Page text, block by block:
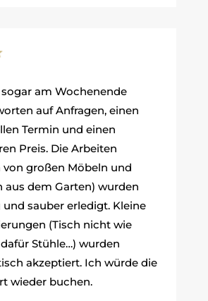
am Wochenende
auf Anfragen, einen
Termin und einen
Preis. Die Arbeiten
von großen Möbeln und
aus dem Garten) wurden
und sauber erledigt. Kleine
(Tisch nicht wie
Stühle…) wurden
akzeptiert. Ich würde die
wieder buchen.